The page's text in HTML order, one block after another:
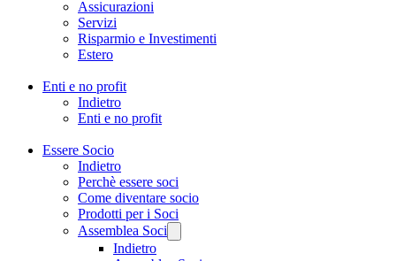
Assicurazioni
Servizi
Risparmio e Investimenti
Estero
Enti e no profit
Indietro
Enti e no profit
Essere Socio
Indietro
Perchè essere soci
Come diventare socio
Prodotti per i Soci
Assemblea Soci
Indietro